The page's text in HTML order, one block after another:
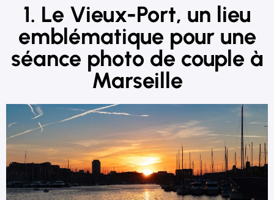
1. Le Vieux-Port, un lieu
emblématique pour une
séance photo de couple à
Marseille